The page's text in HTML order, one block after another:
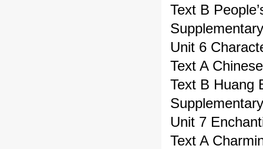
Text B
Unit 6
Text A
Text B Huang
Unit 7
Text A